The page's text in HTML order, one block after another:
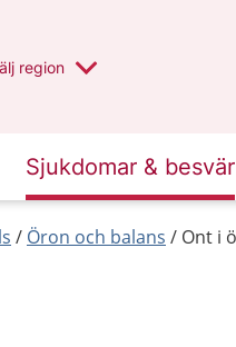
har valt region
en annan
region
Sjukdomar & besvär
Öron och balans Ont i